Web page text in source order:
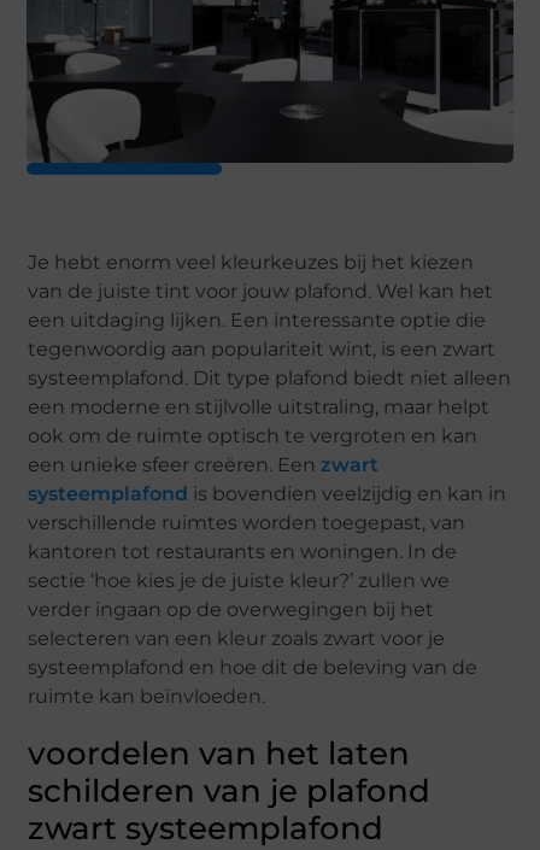
Je hebt enorm veel kleurkeuzes bij het kiezen
van de juiste tint voor jouw plafond. Wel kan het
een uitdaging lijken. Een interessante optie die
tegenwoordig aan populariteit wint, is een zwart
systeemplafond. Dit type plafond biedt niet alleen
een moderne en stijlvolle uitstraling, maar helpt
ook om de ruimte optisch te vergroten en kan
een unieke sfeer creëren. Eenzwart
systeemplafond is bovendien veelzijdig en kan in
verschillende ruimtes worden toegepast, van
kantoren tot restaurants en woningen. In de
sectie ‘hoe kies je de juiste kleur?’ zullen we
verder ingaan op de overwegingen bij het
selecteren van een kleur zoals zwart voor je
systeemplafond en hoe dit de beleving van de
ruimte kan beïnvloeden.
voordelen van het laten
schilderen van je plafond
zwart systeemplafond